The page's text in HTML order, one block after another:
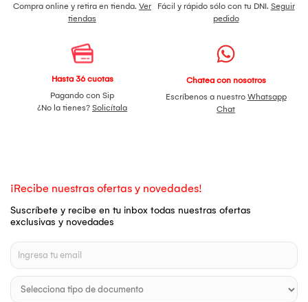
Compra online y retira en tienda. Ver
tiendas
Fácil y rápido sólo con tu DNI. Seguir
pedido
Hasta 36 cuotas
Pagando con Sip
¿No la tienes? Solicítala
Chatea con nosotros
Escríbenos a nuestro Whatsapp
Chat
¡Recibe nuestras ofertas y novedades!
Suscríbete y recibe en tu inbox todas nuestras ofertas
exclusivas y novedades